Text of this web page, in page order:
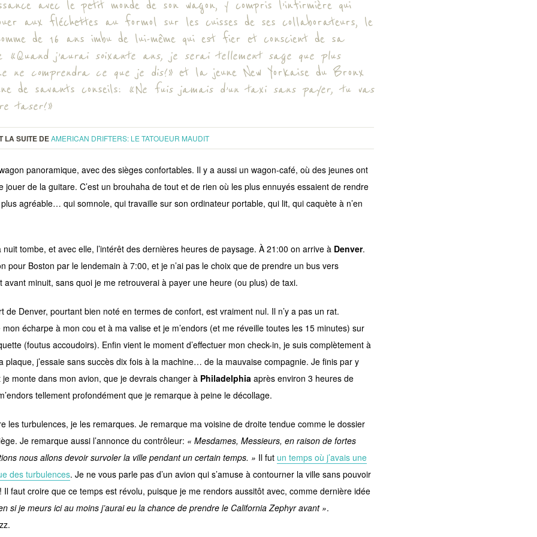
avec le petit monde de son wagon, y compris l’infirmière qui
aux fléchettes au formol sur les cuisses de ses collaborateurs, le
de 16 ans imbu de lui-même qui est fier et conscient de sa
« Quand j’aurai soixante ans, je serai tellement sage que plus
ne comprendra ce que je dis! » et la jeune New Yorkaise du Bronx
de savants conseils: « Ne fuis jamais d’un taxi sans payer, tu vas
taser! »
LA SUITE DEAMERICAN DRIFTERS: LE TATOUEUR MAUDIT
panoramique, avec des sièges confortables. Il y a aussi un wagon-café, où des jeunes ont
jouer de la guitare. C’est un brouhaha de tout et de rien où les plus ennuyés essaient de rendre
agréable… qui somnole, qui travaille sur son ordinateur portable, qui lit, qui caquète à n’en
nuit tombe, et avec elle, l’intérêt des dernières heures de paysage. À 21:00 on arrive à Denver.
pour Boston par le lendemain à 7:00, et je n’ai pas le choix que de prendre un bus vers
avant minuit, sans quoi je me retrouverai à payer une heure (ou plus) de taxi.
de Denver, pourtant bien noté en termes de confort, est vraiment nul. Il n’y a pas un rat.
mon écharpe à mon cou et à ma valise et je m’endors (et me réveille toutes les 15 minutes) sur
(foutus accoudoirs). Enfin vient le moment d’effectuer mon check-in, je suis complètement à
plaque, j’essaie sans succès dix fois à la machine… de la mauvaise compagnie. Je finis par y
je monte dans mon avion, que je devrais changer à Philadelphia après environ 3 heures de
tellement profondément que je remarque à peine le décollage.
les turbulences, je les remarques. Je remarque ma voisine de droite tendue comme le dossier
Je remarque aussi l’annonce du contrôleur: « Mesdames, Messieurs, en raison de fortes
nous allons devoir survoler la ville pendant un certain temps. » Il fut un temps où j’avais une
des turbulences. Je ne vous parle pas d’un avion qui s’amuse à contourner la ville sans pouvoir
Il faut croire que ce temps est révolu, puisque je me rendors aussitôt avec, comme dernière idée
si je meurs ici au moins j’aurai eu la chance de prendre le California Zephyr avant ».